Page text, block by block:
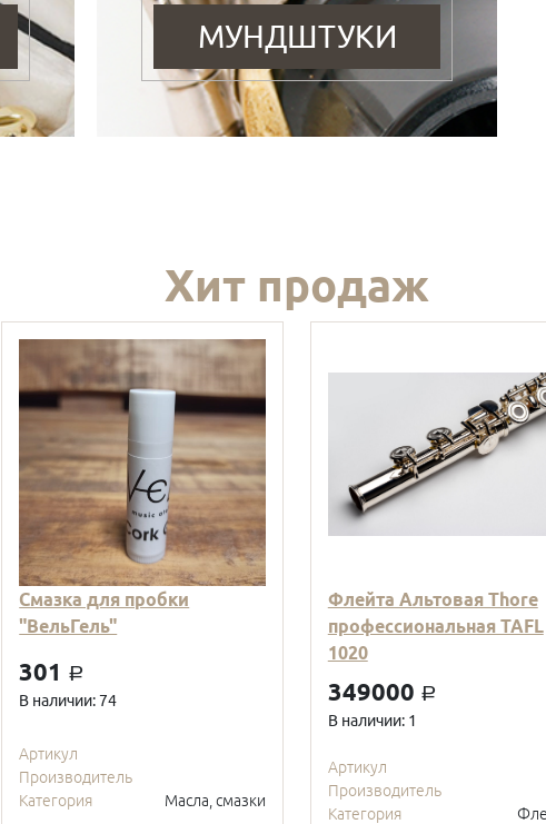
МУНДШТУКИ
Хит продаж
Смазка для пробки
"ВельГель"
301 a
В наличии: 74
Артикул
Производитель
Категория
Масла, смазки
Флейта Альтовая Thore
профессиональная TAFL
1020
349000 a
В наличии: 1
Артикул
Производитель
Категория